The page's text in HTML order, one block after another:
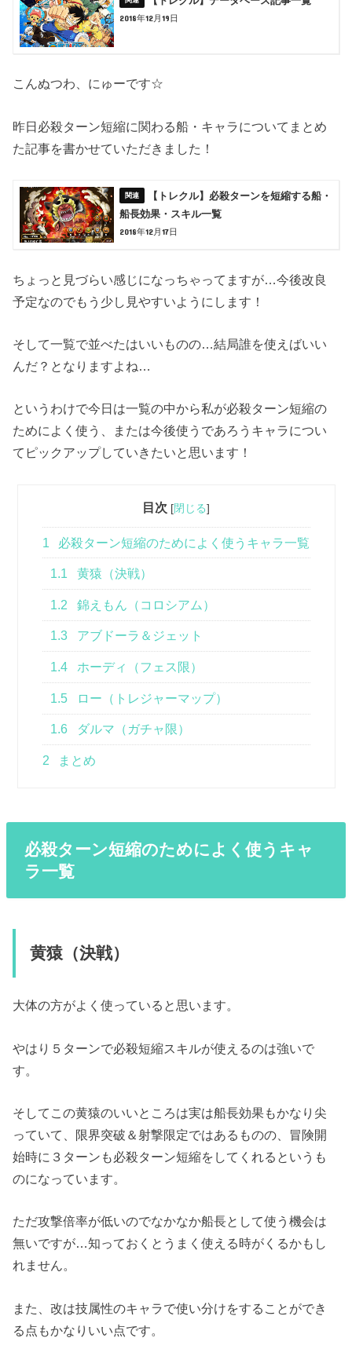
2018年12月19日
こんぬつわ、にゅーです☆
昨日必殺ターン短縮に関わる船・キャラについてまとめ
た記事を書かせていただきました！
【トレクル】必殺ターンを短縮する船・
船長効果・スキル一覧
2018年12月17日
ちょっと見づらい感じになっちゃってますが…今後改良
予定なのでもう少し見やすいようにします！
そして一覧で並べたはいいものの…結局誰を使えばいい
んだ？となりますよね…
というわけで今日は一覧の中から私が必殺ターン短縮の
ためによく使う、または今後使うであろうキャラについ
てピックアップしていきたいと思います！
目次 [閉じる]
1 必殺ターン短縮のためによく使うキャラ一覧
1.1 黄猿（決戦）
1.2 錦えもん（コロシアム）
1.3 アブドーラ＆ジェット
1.4 ホーディ（フェス限）
1.5 ロー（トレジャーマップ）
1.6 ダルマ（ガチャ限）
2 まとめ
必殺ターン短縮のためによく使うキャ
ラ一覧
黄猿（決戦）
大体の方がよく使っていると思います。
やはり５ターンで必殺短縮スキルが使えるのは強いで
す。
そしてこの黄猿のいいところは実は船長効果もかなり尖
っていて、限界突破＆射撃限定ではあるものの、冒険開
始時に３ターンも必殺ターン短縮をしてくれるというも
のになっています。
ただ攻撃倍率が低いのでなかなか船長として使う機会は
無いですが…知っておくとうまく使える時がくるかもし
れません。
また、改は技属性のキャラで使い分けをすることができ
る点もかなりいい点です。